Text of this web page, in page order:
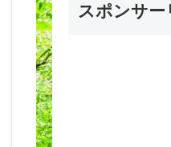
スポンサー